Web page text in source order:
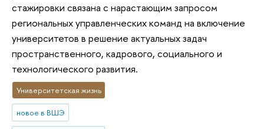
стажировки связана с нарастающим запросом
региональных управленческих команд на включение
университетов в решение актуальных задач
пространственного, кадрового, социального и
технологического развития.
Университетская жизнь
новое в ВШЭ